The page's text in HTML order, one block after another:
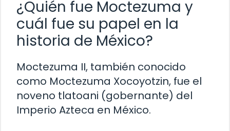
¿Quién fue Moctezuma y
cuál fue su papel en la
historia de México?
Moctezuma II, también conocido
como Moctezuma Xocoyotzin, fue el
noveno tlatoani (gobernante) del
Imperio Azteca en México.